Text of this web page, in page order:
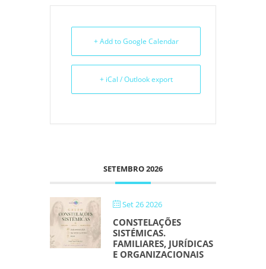
+ Add to Google Calendar
+ iCal / Outlook export
SETEMBRO 2026
Set 26 2026
CONSTELAÇÕES
SISTÉMICAS.
FAMILIARES, JURÍDICAS
E ORGANIZACIONAIS